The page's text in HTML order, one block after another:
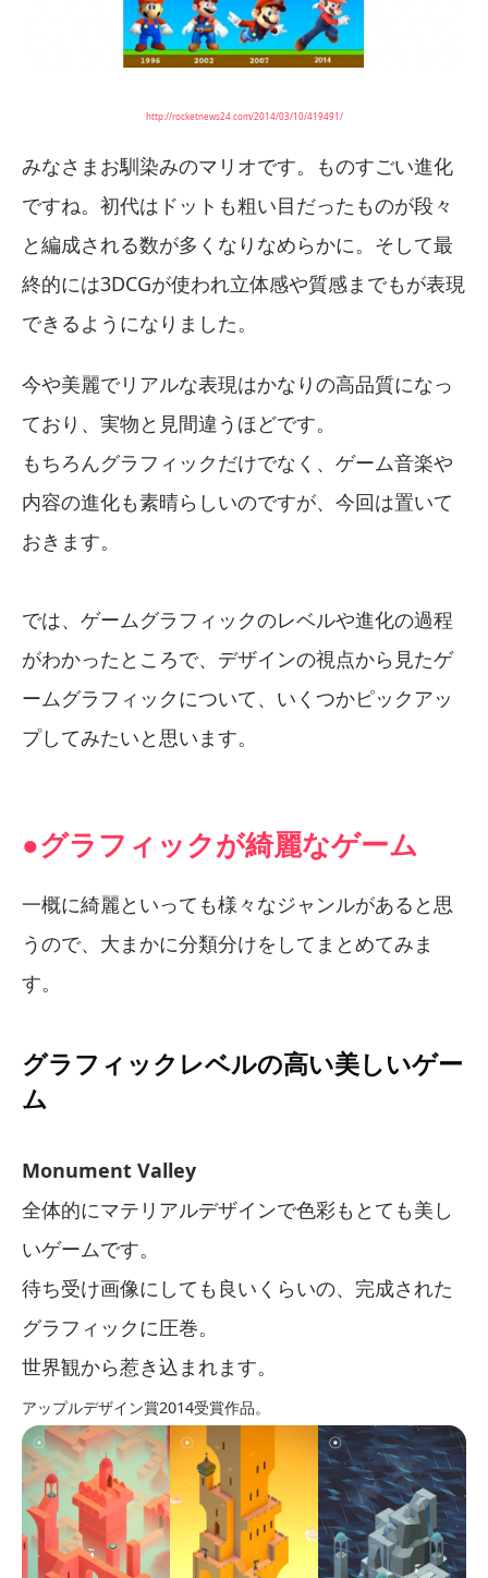
http://rocketnews24.com/2014/03/10/419491/
みなさまお馴染みのマリオです。ものすごい進化
ですね。初代はドットも粗い目だったものが段々
と編成される数が多くなりなめらかに。そして最
終的には3DCGが使われ立体感や質感までもが表現
できるようになりました。
今や美麗でリアルな表現はかなりの高品質になっ
ており、実物と見間違うほどです。
もちろんグラフィックだけでなく、ゲーム音楽や
内容の進化も素晴らしいのですが、今回は置いて
おきます。
では、ゲームグラフィックのレベルや進化の過程
がわかったところで、デザインの視点から見たゲ
ームグラフィックについて、いくつかピックアッ
プしてみたいと思います。
●グラフィックが綺麗なゲーム
一概に綺麗といっても様々なジャンルがあると思
うので、大まかに分類分けをしてまとめてみま
す。
グラフィックレベルの高い美しいゲー
ム
Monument Valley
全体的にマテリアルデザインで色彩もとても美し
いゲームです。
待ち受け画像にしても良いくらいの、完成された
グラフィックに圧巻。
世界観から惹き込まれます。
アップルデザイン賞2014受賞作品。